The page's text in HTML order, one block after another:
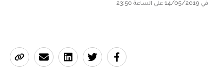
في 14/05/2019 على الساعة 23:50